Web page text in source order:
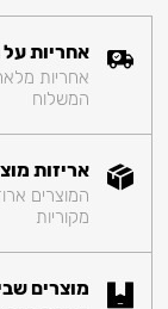
אחריות
אחריות
המשלוח
אריזות
המוצרים
מקוריות
מוצרים